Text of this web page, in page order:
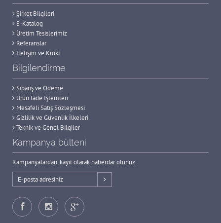
Şirket Bilgileri
E-Katalog
Üretim Tesislerimiz
Referanslar
İletişim ve Kroki
Bilgilendirme
Sipariş ve Ödeme
Ürün İade İşlemleri
Mesafeli Satış Sözleşmesi
Gizlilik ve Güvenlik İlkeleri
Teknik ve Genel Bilgiler
Kampanya bülteni
Kampanyalardan, kayıt olarak haberdar olunuz.